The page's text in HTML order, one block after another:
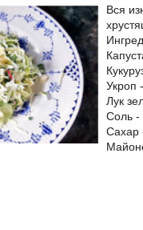
Вся
Укроп
Лук
Соль -
Сахар